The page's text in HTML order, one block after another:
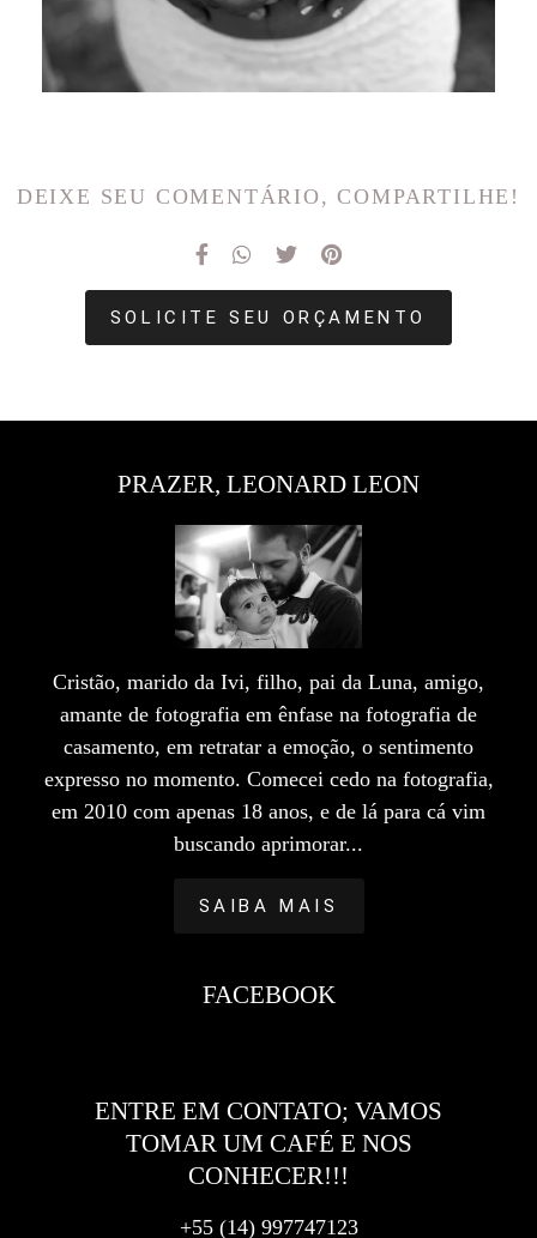
DEIXE SEU COMENTÁRIO, COMPARTILHE!
SOLICITE SEU ORÇAMENTO
PRAZER, LEONARD LEON
Cristão, marido da Ivi, filho, pai da Luna, amigo,
amante de fotografia em ênfase na fotografia de
casamento, em retratar a emoção, o sentimento
expresso no momento. Comecei cedo na fotografia,
em 2010 com apenas 18 anos, e de lá para cá vim
buscando aprimorar...
SAIBA MAIS
FACEBOOK
ENTRE EM CONTATO; VAMOS
TOMAR UM CAFÉ E NOS
CONHECER!!!
+55 (14) 997747123